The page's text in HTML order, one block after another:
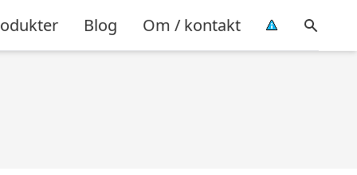
Blog Om / kontakt